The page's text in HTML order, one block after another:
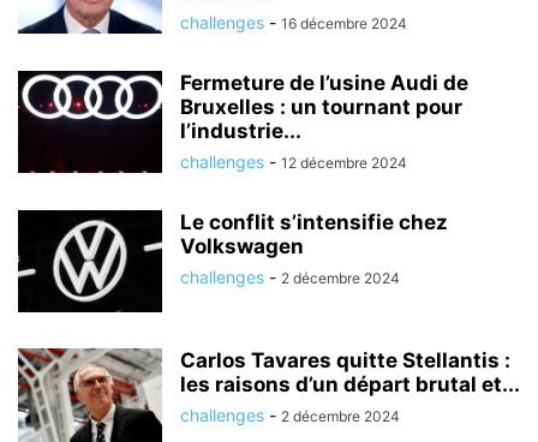
challenges - 16 décembre 2024
Fermeture de l’usine Audi de
Bruxelles : un tournant pour
l’industrie...
challenges - 12 décembre 2024
Le conflit s’intensifie chez
Volkswagen
challenges - 2 décembre 2024
Carlos Tavares quitte Stellantis :
les raisons d’un départ brutal et...
challenges - 2 décembre 2024